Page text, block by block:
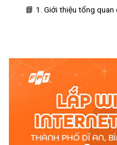
📘 1. Giới thiệu tổng